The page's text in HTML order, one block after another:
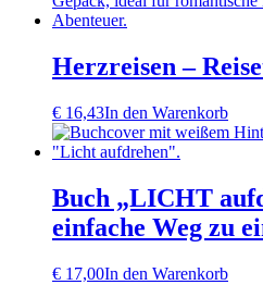
Herzreisen –
€ 16,43In den Warenkorb
Buch „LICHT
einfache Weg zu
€ 17,00In den Warenkorb